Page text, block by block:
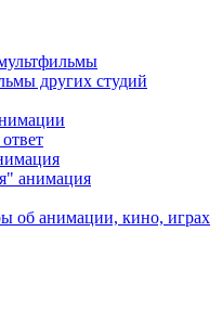
других студий
анимация
об анимации, кино, играх